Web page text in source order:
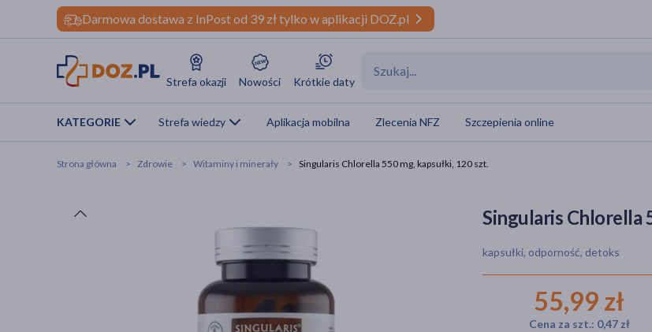
Darmowa dostawa z InPost od 39 zł tylko w aplikacji DOZ.pl
Strefa okazji Nowości Krótkie daty
KATEGORIE Strefa wiedzy Aplikacja mobilna Zlecenia NFZ Szczepienia online
Strona główna Zdrowie Witaminy i minerały Singularis Chlorella 550 mg, kapsułki, 120 szt.
Singularis Chlorella
kapsułki, odporność, detoks
55,99 zł
Cena za szt.: 0,47 zł